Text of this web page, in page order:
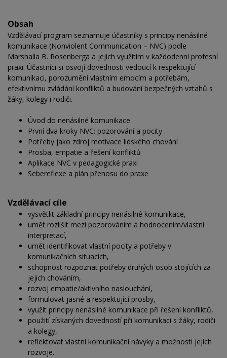
Obsah
Vzdělávací program seznamuje účastníky s principy nenásilné
komunikace (Nonviolent Communication – NVC) podle
Marshalla B. Rosenberga a jejich využitím v každodenní profesní
praxi. Účastníci si osvojí dovednosti vedoucí k respektující
komunikaci, porozumění vlastním emocím a potřebám,
efektivnímu zvládání konfliktů a budování bezpečných vztahů s
žáky, kolegy i rodiči.
Úvod do nenásilné komunikace
První dva kroky NVC: pozorování a pocity
Potřeby jako zdroj motivace lidského chování
Prosba, empatie a řešení konfliktů
Aplikace NVC v pedagogické praxi
Sebereflexe a plán přenosu do praxe
Vzdělávací cíle
vysvětlit základní principy nenásilné komunikace,
umět rozlišit mezi pozorováním a hodnocením/vlastní
interpretací,
umět identifikovat vlastní pocity a potřeby v
komunikačních situacích,
schopnost rozpoznat potřeby druhých osob stojících za
jejich chováním,
rozvoj empatie/aktivního naslouchání,
formulovat jasné a respektující prosby,
využít principy nenásilné komunikace při řešení konfliktů,
použití získaných dovedností při komunikaci s žáky, rodiči
a kolegy,
reflektovat vlastní komunikační návyky a možnosti jejich
rozvoje.